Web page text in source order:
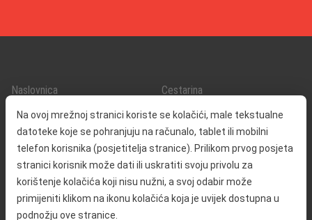
Na ovoj mrežnoj stranici koriste se kolačići, male tekstualne
datoteke koje se pohranjuju na računalo, tablet ili mobilni
telefon korisnika (posjetitelja stranice). Prilikom prvog posjeta
stranici korisnik može dati ili uskratiti svoju privolu za
korištenje kolačića koji nisu nužni, a svoj odabir može
primijeniti klikom na ikonu kolačića koja je uvijek dostupna u
podnožju ove stranice.
Naslovnica
O nama
Kontakt
Cestarina
Promet i sigurnost
Servisne informacije
Reklamacija
Javna nabava
Odnosi s javnošću
Izjava o pristupačnosti